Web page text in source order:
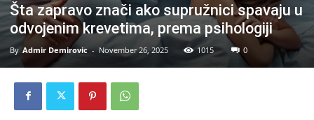
Šta zapravo znači ako supružnici spavaju u
odvojenim krevetima, prema psihologiji
By Admir Demirovic - November 26, 2025 1015 0